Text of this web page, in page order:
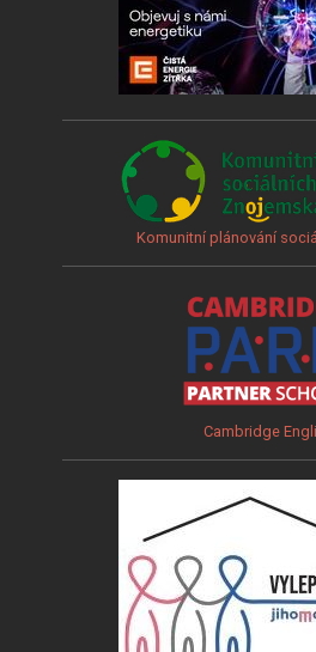
Komunitní plánování
Cambridge